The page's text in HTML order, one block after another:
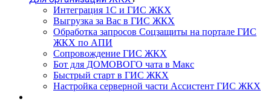
Интеграция 1С и ГИС ЖКХ
Выгрузка за Вас в ГИС ЖКХ
Обработка запросов Соцзащиты на портале ГИС
ЖКХ по АПИ
Сопровождение ГИС ЖКХ
Бот для ДОМОВОГО чата в Макс
Быстрый старт в ГИС ЖКХ
Настройка серверной части Ассистент ГИС ЖКХ